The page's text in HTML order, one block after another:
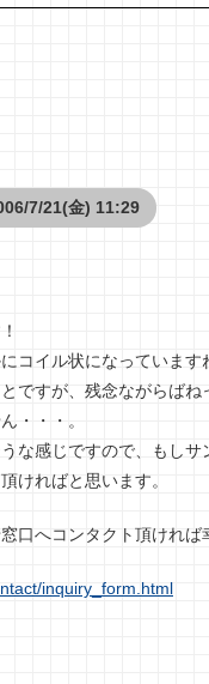
7/21(金) 11:29
コイル状になっています
ですが、残念ながらばね
・・・。
な感じですので、もしサ
ければと思います。
口へコンタクト頂ければ
inquiry_form.html